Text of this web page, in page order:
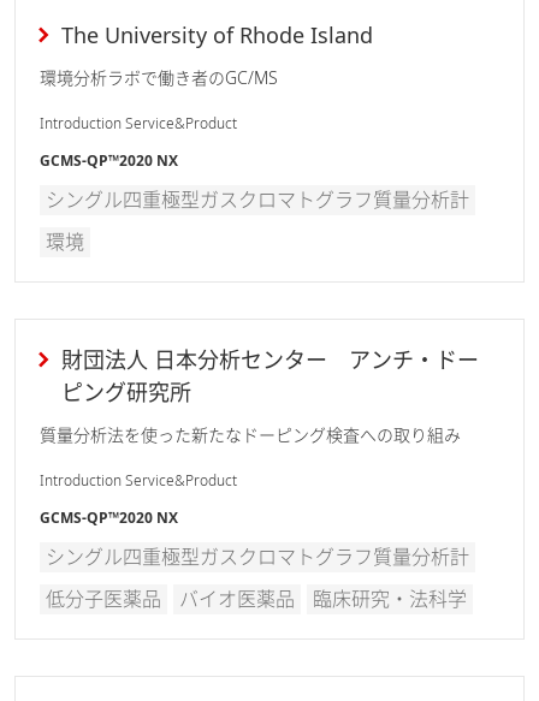
The University of Rhode Island
環境分析ラボで働き者のGC/MS
Introduction Service&Product
GCMS-QP™2020 NX
シングル四重極型ガスクロマトグラフ質量分析計
環境
財団法人 日本分析センター アンチ・ドー
ピング研究所
質量分析法を使った新たなドーピング検査への取り組み
Introduction Service&Product
GCMS-QP™2020 NX
シングル四重極型ガスクロマトグラフ質量分析計
低分子医薬品
バイオ医薬品 臨床研究・法科学